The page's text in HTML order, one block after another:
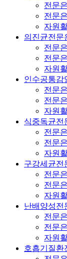
전문
전문
자원
의진균전문
전문
전문
자원
인수공통감
전문
전문
자원
식중독균전
전문
전문
자원
구강세균전
전문
전문
자원
난배양성전
전문
전문
자원
호흡기질환